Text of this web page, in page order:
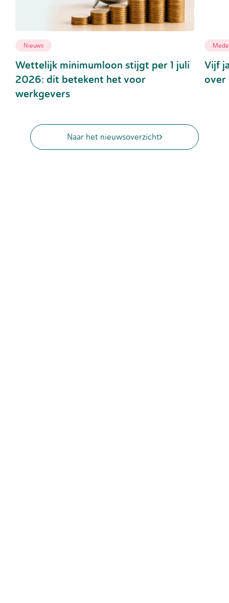
Nieuws
Wettelijk minimumloon stijgt per 1 juli
2026: dit betekent het voor
werkgevers
Vijf
over
Naar het nieuwsoverzicht